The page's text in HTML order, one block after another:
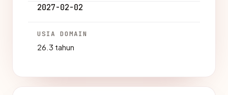
2027-02-02
USIA DOMAIN
26.3 tahun